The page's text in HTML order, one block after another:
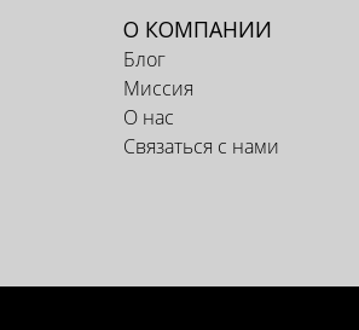
О КОМПАНИИ
Блог
Миссия
О нас
Связаться с нами